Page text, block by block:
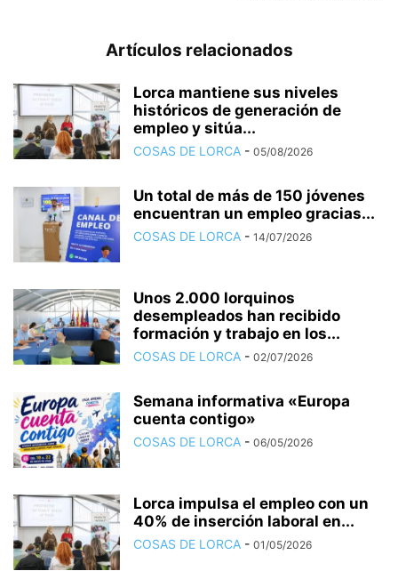
Artículos relacionados
Lorca mantiene sus niveles
históricos de generación de
empleo y sitúa...
COSAS DE LORCA - 05/08/2026
Un total de más de 150 jóvenes
encuentran un empleo gracias...
COSAS DE LORCA - 14/07/2026
Unos 2.000 lorquinos
desempleados han recibido
formación y trabajo en los...
COSAS DE LORCA - 02/07/2026
Semana informativa «Europa
cuenta contigo»
COSAS DE LORCA - 06/05/2026
Lorca impulsa el empleo con un
40% de inserción laboral en...
COSAS DE LORCA - 01/05/2026